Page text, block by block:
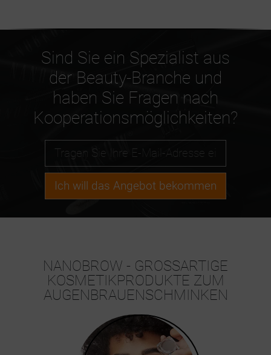
Sind Sie ein Spezialist aus
der Beauty-Branche und
haben Sie Fragen nach
Kooperationsmöglichkeiten?
Ich will das Angebot bekommen
NANOBROW - GROSSARTIGE K
OSMETIKPRODUKTE ZUM A
UGENBRAUENSCHMINKEN